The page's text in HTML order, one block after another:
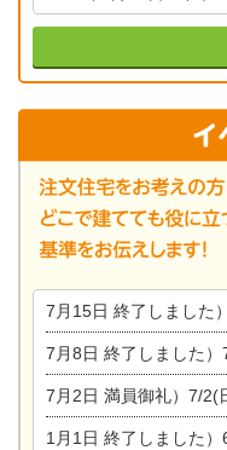
7月15日 終了しました）
7月8日 終了しました）
7月2日 満員御礼）7/2(
1月1日 終了しました）6/